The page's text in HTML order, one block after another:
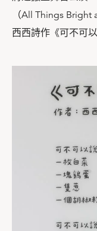
（All Things
西西詩作《可不可